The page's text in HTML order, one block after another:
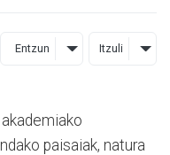
Entzun Itzuli
paisaiak, natura